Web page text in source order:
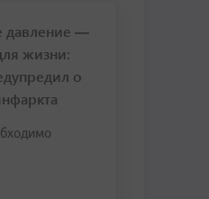
давление —
жизни:
о